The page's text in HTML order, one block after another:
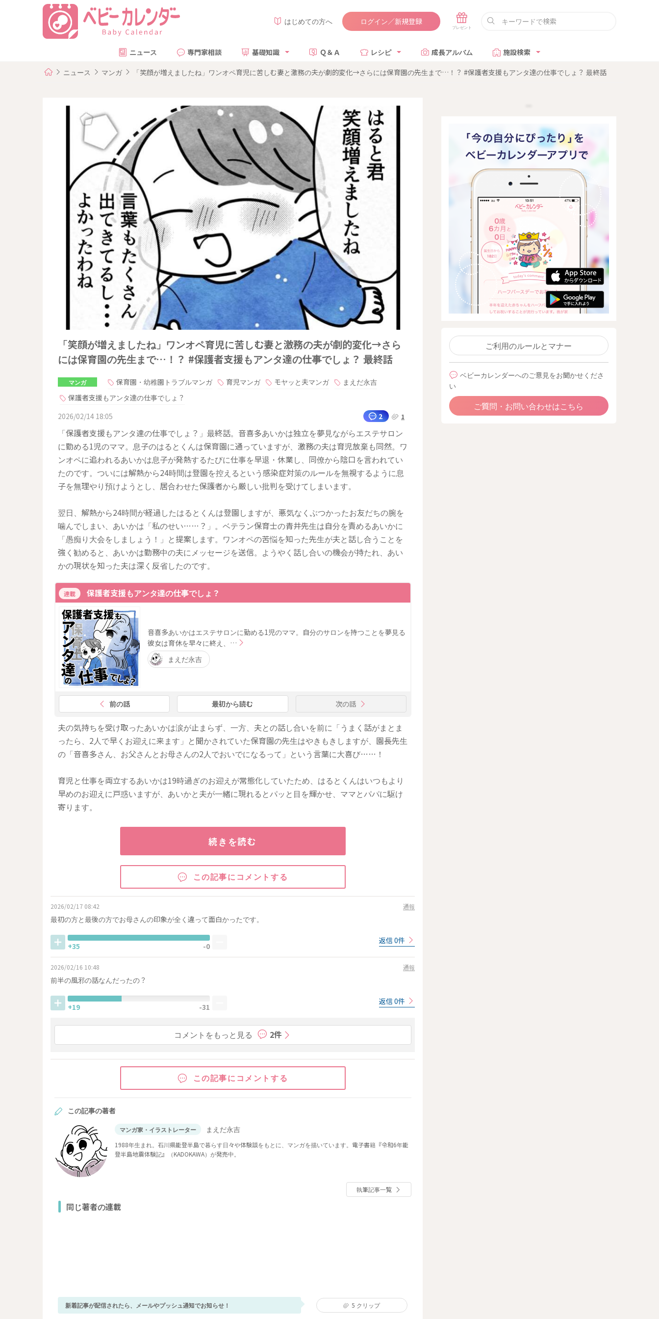
はじめての方へ ログイン／新規登録
ニュース 専門家相談 基礎知識 Ｑ＆Ａ レシピ 成長アルバム 施設検索
ニュース マンガ 「笑顔が増えましたね」ワンオペ育児に苦しむ妻と激務の夫が劇的変化→さらには保育園の先生まで…！？ #保護者支援もアンタ達の仕事でしょ？ 最終話
「笑顔が増えましたね」ワンオペ育児に苦しむ妻と激務の夫が劇的変化→さら
には保育園の先生まで…！？ #保護者支援もアンタ達の仕事でしょ？ 最終話
マンガ 保育園・幼稚園トラブルマンガ 育児マンガ モヤッと夫マンガ
まえだ永吉
保護者支援もアンタ達の仕事でしょ？
2026/02/14 18:05
2 1
「保護者支援もアンタ達の仕事でしょ？」最終話。音喜多あいかは独立を夢見ながらエステサロン
に勤める1児のママ。息子のはるとくんは保育園に通っていますが、激務の夫は育児放棄も同然。ワ
ンオペに追われるあいかは息子が発熱するたびに仕事を早退・休業し、同僚から陰口を言われてい
たのです。ついには解熱から24時間は登園を控えるという感染症対策のルールを無視するように息
子を無理やり預けようとし、居合わせた保護者から厳しい批判を受けてしまいます。
翌日、解熱から24時間が経過したはるとくんは登園しますが、悪気なくぶつかったお友だちの腕を
噛んでしまい、あいかは「私のせい……？」。ベテラン保育士の青井先生は自分を責めるあいかに
「愚痴り大会をしましょう！」と提案します。ワンオペの苦悩を知った先生が夫と話し合うことを
強く勧めると、あいかは勤務中の夫にメッセージを送信。ようやく話し合いの機会が持たれ、あい
かの現状を知った夫は深く反省したのです。
連載 保護者支援もアンタ達の仕事でしょ？
音喜多あいかはエステサロンに勤める1児のママ。自分のサロンを持つことを夢見る
彼女は育休を早々に終え、…
まえだ永吉
前の話 最初から読む 次の話
夫の気持ちを受け取ったあいかは涙が止まらず、一方、夫との話し合いを前に「うまく話がまとま
ったら、2人で早くお迎えに来ます」と聞かされていた保育園の先生はやきもきしますが、園長先生
の「音喜多さん、お父さんとお母さんの2人でおいでになるって」という言葉に大喜び……！
育児と仕事を両立するあいかは19時過ぎのお迎えが常態化していたため、はるとくんはいつもより
早めのお迎えに戸惑いますが、あいかと夫が一緒に現れるとパッと目を輝かせ、ママとパパに駆け
寄ります。
続きを読む
この記事にコメントする
2026/02/17 08:42 通報
最初の方と最後の方でお母さんの印象が全く違って面白かったです。
+35 -0
返信 0件
2026/02/16 10:48 通報
前半の風邪の話なんだったの？
+19 -31
返信 0件
コメントをもっと見る 2件
この記事にコメントする
この記事の著者
マンガ家・イラストレーター まえだ永吉
1988年生まれ。石川県能登半島で暮らす日々や体験談をもとに、マンガを描いています。電子書籍『令和6年能
登半島地震体験記』（KADOKAWA）が発売中。
執筆記事一覧
同じ著者の連載
新着記事が配信されたら、メールやプッシュ通知でお知らせ！ 5 クリップ
ご利用のルールとマナー
ベビーカレンダーへのご意見をお聞かせくださ
い
ご質問・お問い合わせはこちら